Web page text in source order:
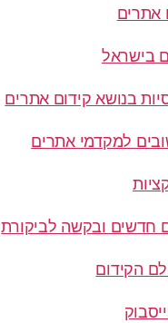
אתרים
בישראל
בנושא קידום אתרים
למקדמי אתרים
חדשים ובקשה לביקורת
הקידום